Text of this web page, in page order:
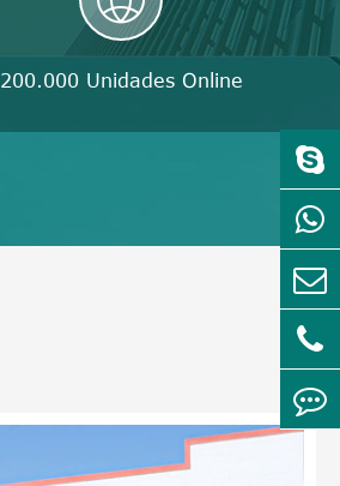
200.000 Unidades Online